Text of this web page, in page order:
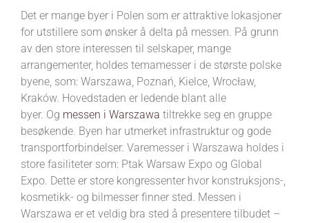
Det er mange byer i Polen som er attraktive lokasjoner
for utstillere som ønsker å delta på messen. På grunn
av den store interessen til selskaper, mange
arrangementer, holdes temamesser i de største polske
byene, som: Warszawa, Poznań, Kielce, Wrocław,
Kraków. Hovedstaden er ledende blant alle
byer. Og messen i Warszawa tiltrekke seg en gruppe
besøkende. Byen har utmerket infrastruktur og gode
transportforbindelser. Varemesser i Warszawa holdes i
store fasiliteter som: Ptak Warsaw Expo og Global
Expo. Dette er store kongressenter hvor konstruksjons-,
kosmetikk- og bilmesser finner sted. Messen i
Warszawa er et veldig bra sted å presentere tilbudet –